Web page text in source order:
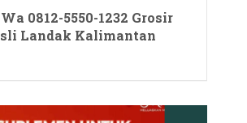
0812-5550-1232 Grosir
Landak Kalimantan